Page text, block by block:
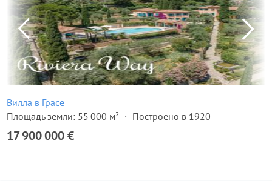
Вилла в Грасе
Площадь земли: 55 000 м²
Построено в 1920
17 900 000 €